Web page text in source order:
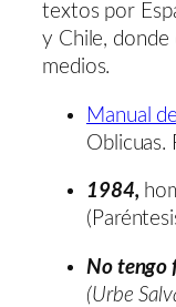
textos por
y Chile, donde
medios.
Manual
Oblicuas.
1984,
No tengo
(Urbe